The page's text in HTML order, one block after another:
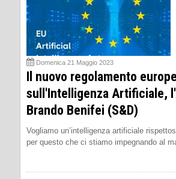
Domenica 21 Maggio 2023
Il nuovo regolamento
sull'Intelligenza Artificiale,
Brando Benifei (S&D)
Vogliamo un’intelligenza artificiale
per questo che ci stiamo impegnando al